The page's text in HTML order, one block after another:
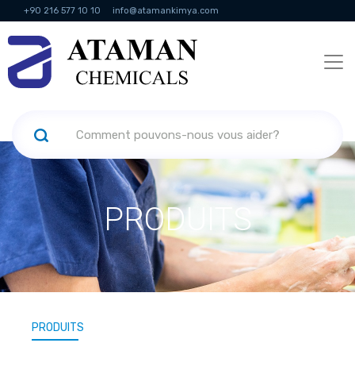
+90 216 577 10 10 info@atamankimya.com
KVKK Politikası Services de la société de l'information
humaines
PRODUITS
PRODUITS